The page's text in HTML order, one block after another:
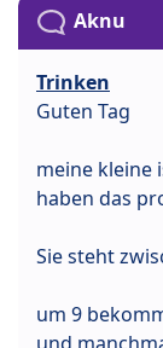
Aknu
Trinken
Guten Tag
meine kleine
haben das
Sie steht
um 9